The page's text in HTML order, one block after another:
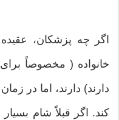
اگر چه پزشكان،
خانواده ( مخصوصاً
دارند) دارند، اما در
كند. اگر قبلاً شام